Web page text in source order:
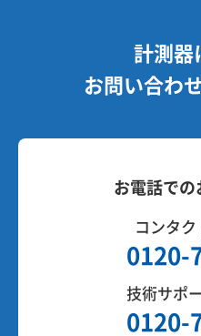
計測器
お問い合わ
お電話での
コンタク
0120-
技術サポ
0120-